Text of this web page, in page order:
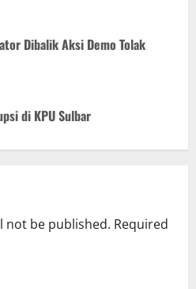
Dibalik Aksi Demo Tolak
di KPU Sulbar
not be published. Required